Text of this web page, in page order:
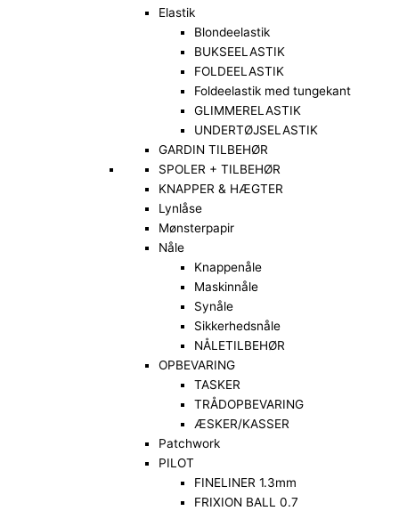
Elastik
Blondeelastik
BUKSEELASTIK
FOLDEELASTIK
Foldeelastik med tungekant
GLIMMERELASTIK
UNDERTØJSELASTIK
GARDIN TILBEHØR
SPOLER + TILBEHØR
KNAPPER & HÆGTER
Lynlåse
Mønsterpapir
Nåle
Knappenåle
Maskinnåle
Synåle
Sikkerhedsnåle
NÅLETILBEHØR
OPBEVARING
TASKER
TRÅDOPBEVARING
ÆSKER/KASSER
Patchwork
PILOT
FINELINER 1.3mm
FRIXION BALL 0.7